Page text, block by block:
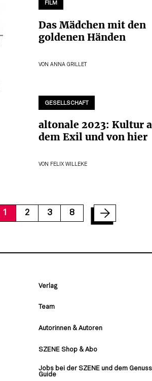
FILM
Das Mädchen mit den
goldenen Händen
VON ANNA GRILLET
GESELLSCHAFT
altonale 2023: Kultur
dem Exil und von hier
VON FELIX WILLEKE
1 2 3 8
Verlag
Team
Autorinnen & Autoren
SZENE Shop & Abo
Jobs bei der SZENE und dem
Guide